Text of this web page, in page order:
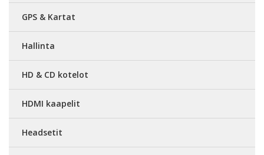
GPS & Kartat
Hallinta
HD & CD kotelot
HDMI kaapelit
Headsetit